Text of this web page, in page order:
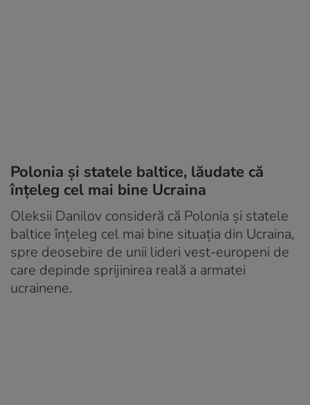
Polonia și statele baltice, lăudate că
înțeleg cel mai bine Ucraina
Oleksii Danilov consideră că Polonia și statele
baltice înțeleg cel mai bine situația din Ucraina,
spre deosebire de unii lideri vest-europeni de
care depinde sprijinirea reală a armatei
ucrainene.